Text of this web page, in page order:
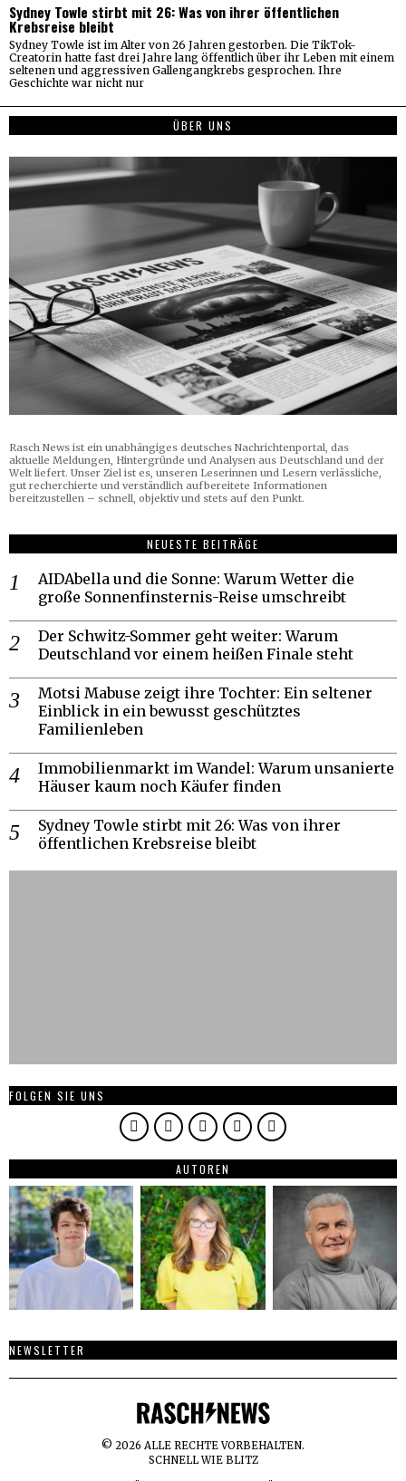
Sydney Towle stirbt mit 26: Was von ihrer öffentlichen
Krebsreise bleibt
Sydney Towle ist im Alter von 26 Jahren gestorben. Die TikTok-
Creatorin hatte fast drei Jahre lang öffentlich über ihr Leben mit einem
seltenen und aggressiven Gallengangkrebs gesprochen. Ihre
Geschichte war nicht nur
ÜBER UNS
Rasch News ist ein unabhängiges deutsches Nachrichtenportal, das
aktuelle Meldungen, Hintergründe und Analysen aus Deutschland und der
Welt liefert. Unser Ziel ist es, unseren Leserinnen und Lesern verlässliche,
gut recherchierte und verständlich aufbereitete Informationen
bereitzustellen – schnell, objektiv und stets auf den Punkt.
NEUESTE BEITRÄGE
AIDAbella und die Sonne: Warum Wetter die
große Sonnenfinsternis-Reise umschreibt
Der Schwitz-Sommer geht weiter: Warum
Deutschland vor einem heißen Finale steht
Motsi Mabuse zeigt ihre Tochter: Ein seltener
Einblick in ein bewusst geschütztes
Familienleben
Immobilienmarkt im Wandel: Warum unsanierte
Häuser kaum noch Käufer finden
Sydney Towle stirbt mit 26: Was von ihrer
öffentlichen Krebsreise bleibt
FOLGEN SIE UNS
AUTOREN
NEWSLETTER
© 2026 ALLE RECHTE VORBEHALTEN.
SCHNELL WIE BLITZ